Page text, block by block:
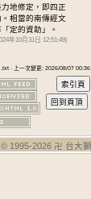
力地修定，即四正
。相當的南傳經文
「定的資助」。
年10月31日 12:51:49)
· 上一次變更: 2026/08/07 00:36
© 1995-2026 卍 台大